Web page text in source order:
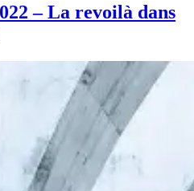
– La revoilà dans